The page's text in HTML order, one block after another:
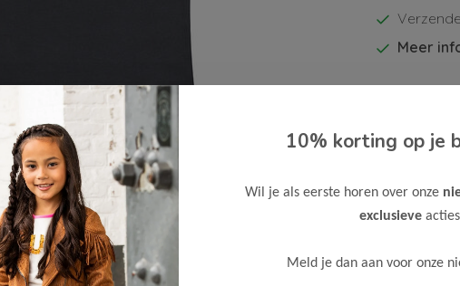
Meer
Klanten
10% korting op je
Wil je als eerste horen over onze
exclusieve
Meld je dan aan voor onze